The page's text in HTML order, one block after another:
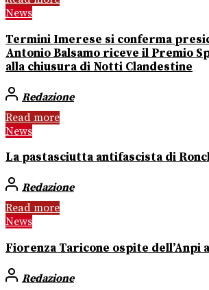
News
Termini Imerese si conferma
Antonio Balsamo riceve il Premio
alla chiusura di Notti Clandestine
Redazione
Read more
News
La pastasciutta antifascista di
Redazione
Read more
News
Fiorenza Taricone ospite dell’Anpi
Redazione